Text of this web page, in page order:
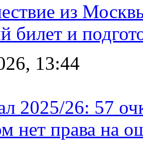
из
билет и
13:44
2025/26: 57
нет права на